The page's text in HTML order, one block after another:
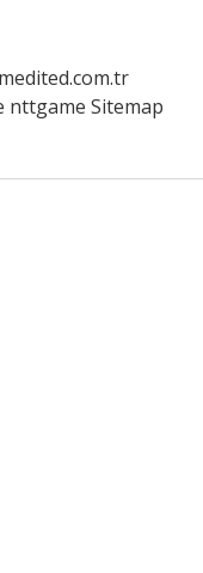
nttgame Sitemap